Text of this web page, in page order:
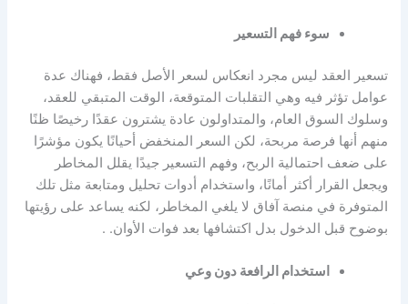
سوء فهم التسعير
تسعير العقد ليس مجرد انعكاس لسعر الأصل فقط، فهناك عدة
عوامل تؤثر فيه وهي التقلبات المتوقعة، الوقت المتبقي للعقد،
وسلوك السوق العام، والمتداولون عادة يشترون عقدًا رخيصًا ظنًا
منهم أنها فرصة مربحة، لكن السعر المنخفض أحيانًا يكون مؤشرًا
على ضعف احتمالية الربح، وفهم التسعير جيدًا يقلل المخاطر
ويجعل القرار أكثر أمانًا، واستخدام أدوات تحليل ومتابعة مثل تلك
المتوفرة في منصة آفاقلا يلغي المخاطر، لكنه يساعد على رؤيتها
بوضوح قبل الدخول بدل اكتشافها بعد فوات الأوان. .
استخدام الرافعة دون وعي